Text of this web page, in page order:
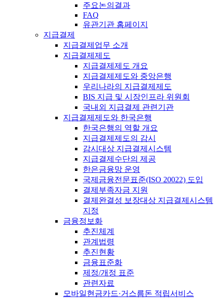
주요논의결과
FAQ
유관기관 홈페이지
지급결제
지급결제업무 소개
지급결제제도
지급결제제도 개요
지급결제제도와 중앙은행
우리나라의 지급결제제도
BIS 지급 및 시장인프라 위원회
국내외 지급결제 관련기관
지급결제제도와 한국은행
한국은행의 역할 개요
지급결제제도의 감시
감시대상 지급결제시스템
지급결제수단의 제공
한은금융망 운영
국제금융전문표준(ISO 20022) 도입
결제부족자금 지원
결제완결성 보장대상 지급결제시스템
지정
금융정보화
추진체계
관계법령
추진현황
금융표준화
제정/개정 표준
관련자료
모바일현금카드·거스름돈 적립서비스